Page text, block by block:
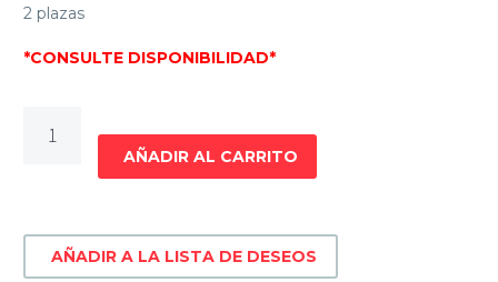
2 plazas
*CONSULTE DISPONIBILIDAD*
Golden
AÑADIR AL CARRITO
AÑADIR A LA LISTA DE DESEOS